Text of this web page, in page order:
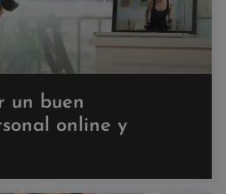
un buen
online y